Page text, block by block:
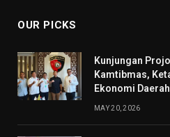
OUR PICKS
Kunjungan
Kamtibmas,
Ekonomi Daerah
MAY 20, 2026